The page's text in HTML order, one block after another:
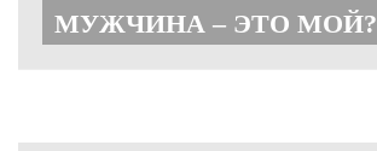
МУЖЧИНА – ЭТО МОЙ?